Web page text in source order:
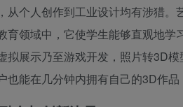
从个人创作到工业设计均有涉猎
育领域中，它使学生能够直观地
拟展示乃至游戏开发，照片转3D
也能在几分钟内拥有自己的3D作品